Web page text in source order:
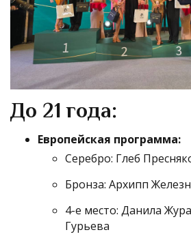
До 21 года:
Европейская программа:
Серебро: Глеб
Бронза: Архипп
4-е место: Данила
Гурьева